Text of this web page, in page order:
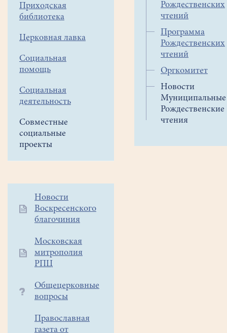
Приходская
библиотека
Церковная лавка
Социальная
помощь
Социальная
деятельность
Совместные
социальные
проекты
Дополнительное
меню
Новости
Воскресенского
благочиния
Московская
митрополия
РПЦ
Общецерковные
вопросы
Православная
газета от
Рождественских
чтений
Программа
Рождественских
чтений
Оргкомитет
Новости
Муниципальные
Рождественские
чтения